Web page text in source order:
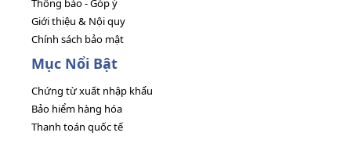
Thông báo - Góp ý
Giới thiệu & Nội quy
Chính sách bảo mật
Mục Nổi Bật
Chứng từ xuất nhập khẩu
Bảo hiểm hàng hóa
Thanh toán quốc tế